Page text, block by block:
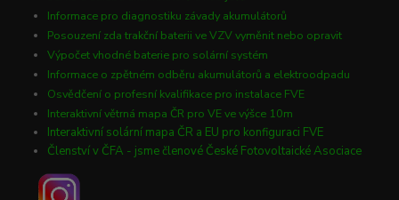
Informace pro diagnostiku závady akumulátorů
Posouzení zda trakční baterii ve VZV vyměnit nebo opravit
Výpočet vhodné baterie pro solární systém
Informace o zpětném odběru akumulátorů a elektroodpadu
Osvědčení o profesní kvalifikace pro instalace FVE
Interaktivní větrná mapa ČR pro VE ve výšce 10m
Interaktivní solární mapa ČR a EU pro konfiguraci FVE
Členství v ČFA - jsme členové České Fotovoltaické Asociace